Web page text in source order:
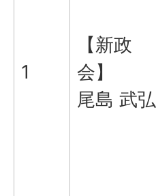
1
【新政
会】
尾島 武弘